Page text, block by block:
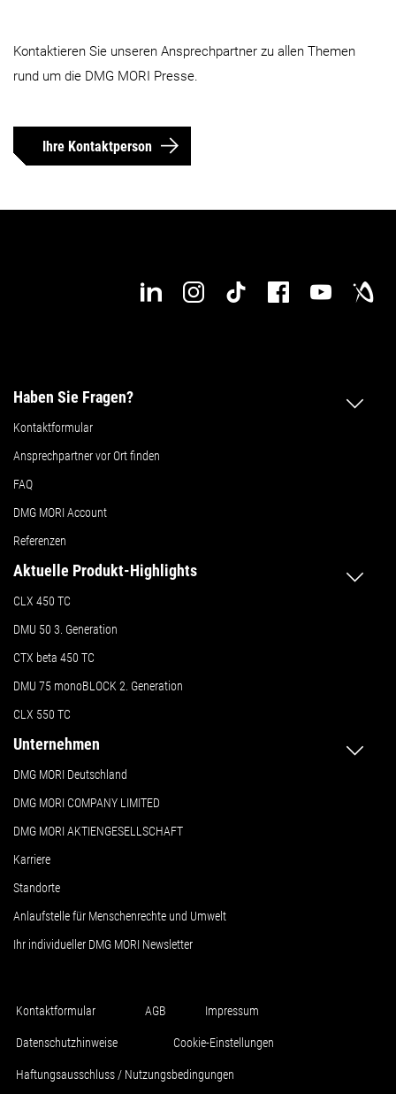
Kontaktieren Sie unseren Ansprechpartner zu allen Themen
rund um die DMG MORI Presse.
Ihre Kontaktperson
Haben Sie Fragen?
Kontaktformular
Ansprechpartner vor Ort finden
FAQ
DMG MORI Account
Referenzen
Aktuelle Produkt-Highlights
CLX 450 TC
DMU 50 3. Generation
CTX beta 450 TC
DMU 75 monoBLOCK 2. Generation
CLX 550 TC
Unternehmen
DMG MORI Deutschland
DMG MORI COMPANY LIMITED
DMG MORI AKTIENGESELLSCHAFT
Karriere
Standorte
Anlaufstelle für Menschenrechte und Umwelt
Ihr individueller DMG MORI Newsletter
Kontaktformular AGB Impressum
Datenschutzhinweise Cookie-Einstellungen
Haftungsausschluss / Nutzungsbedingungen